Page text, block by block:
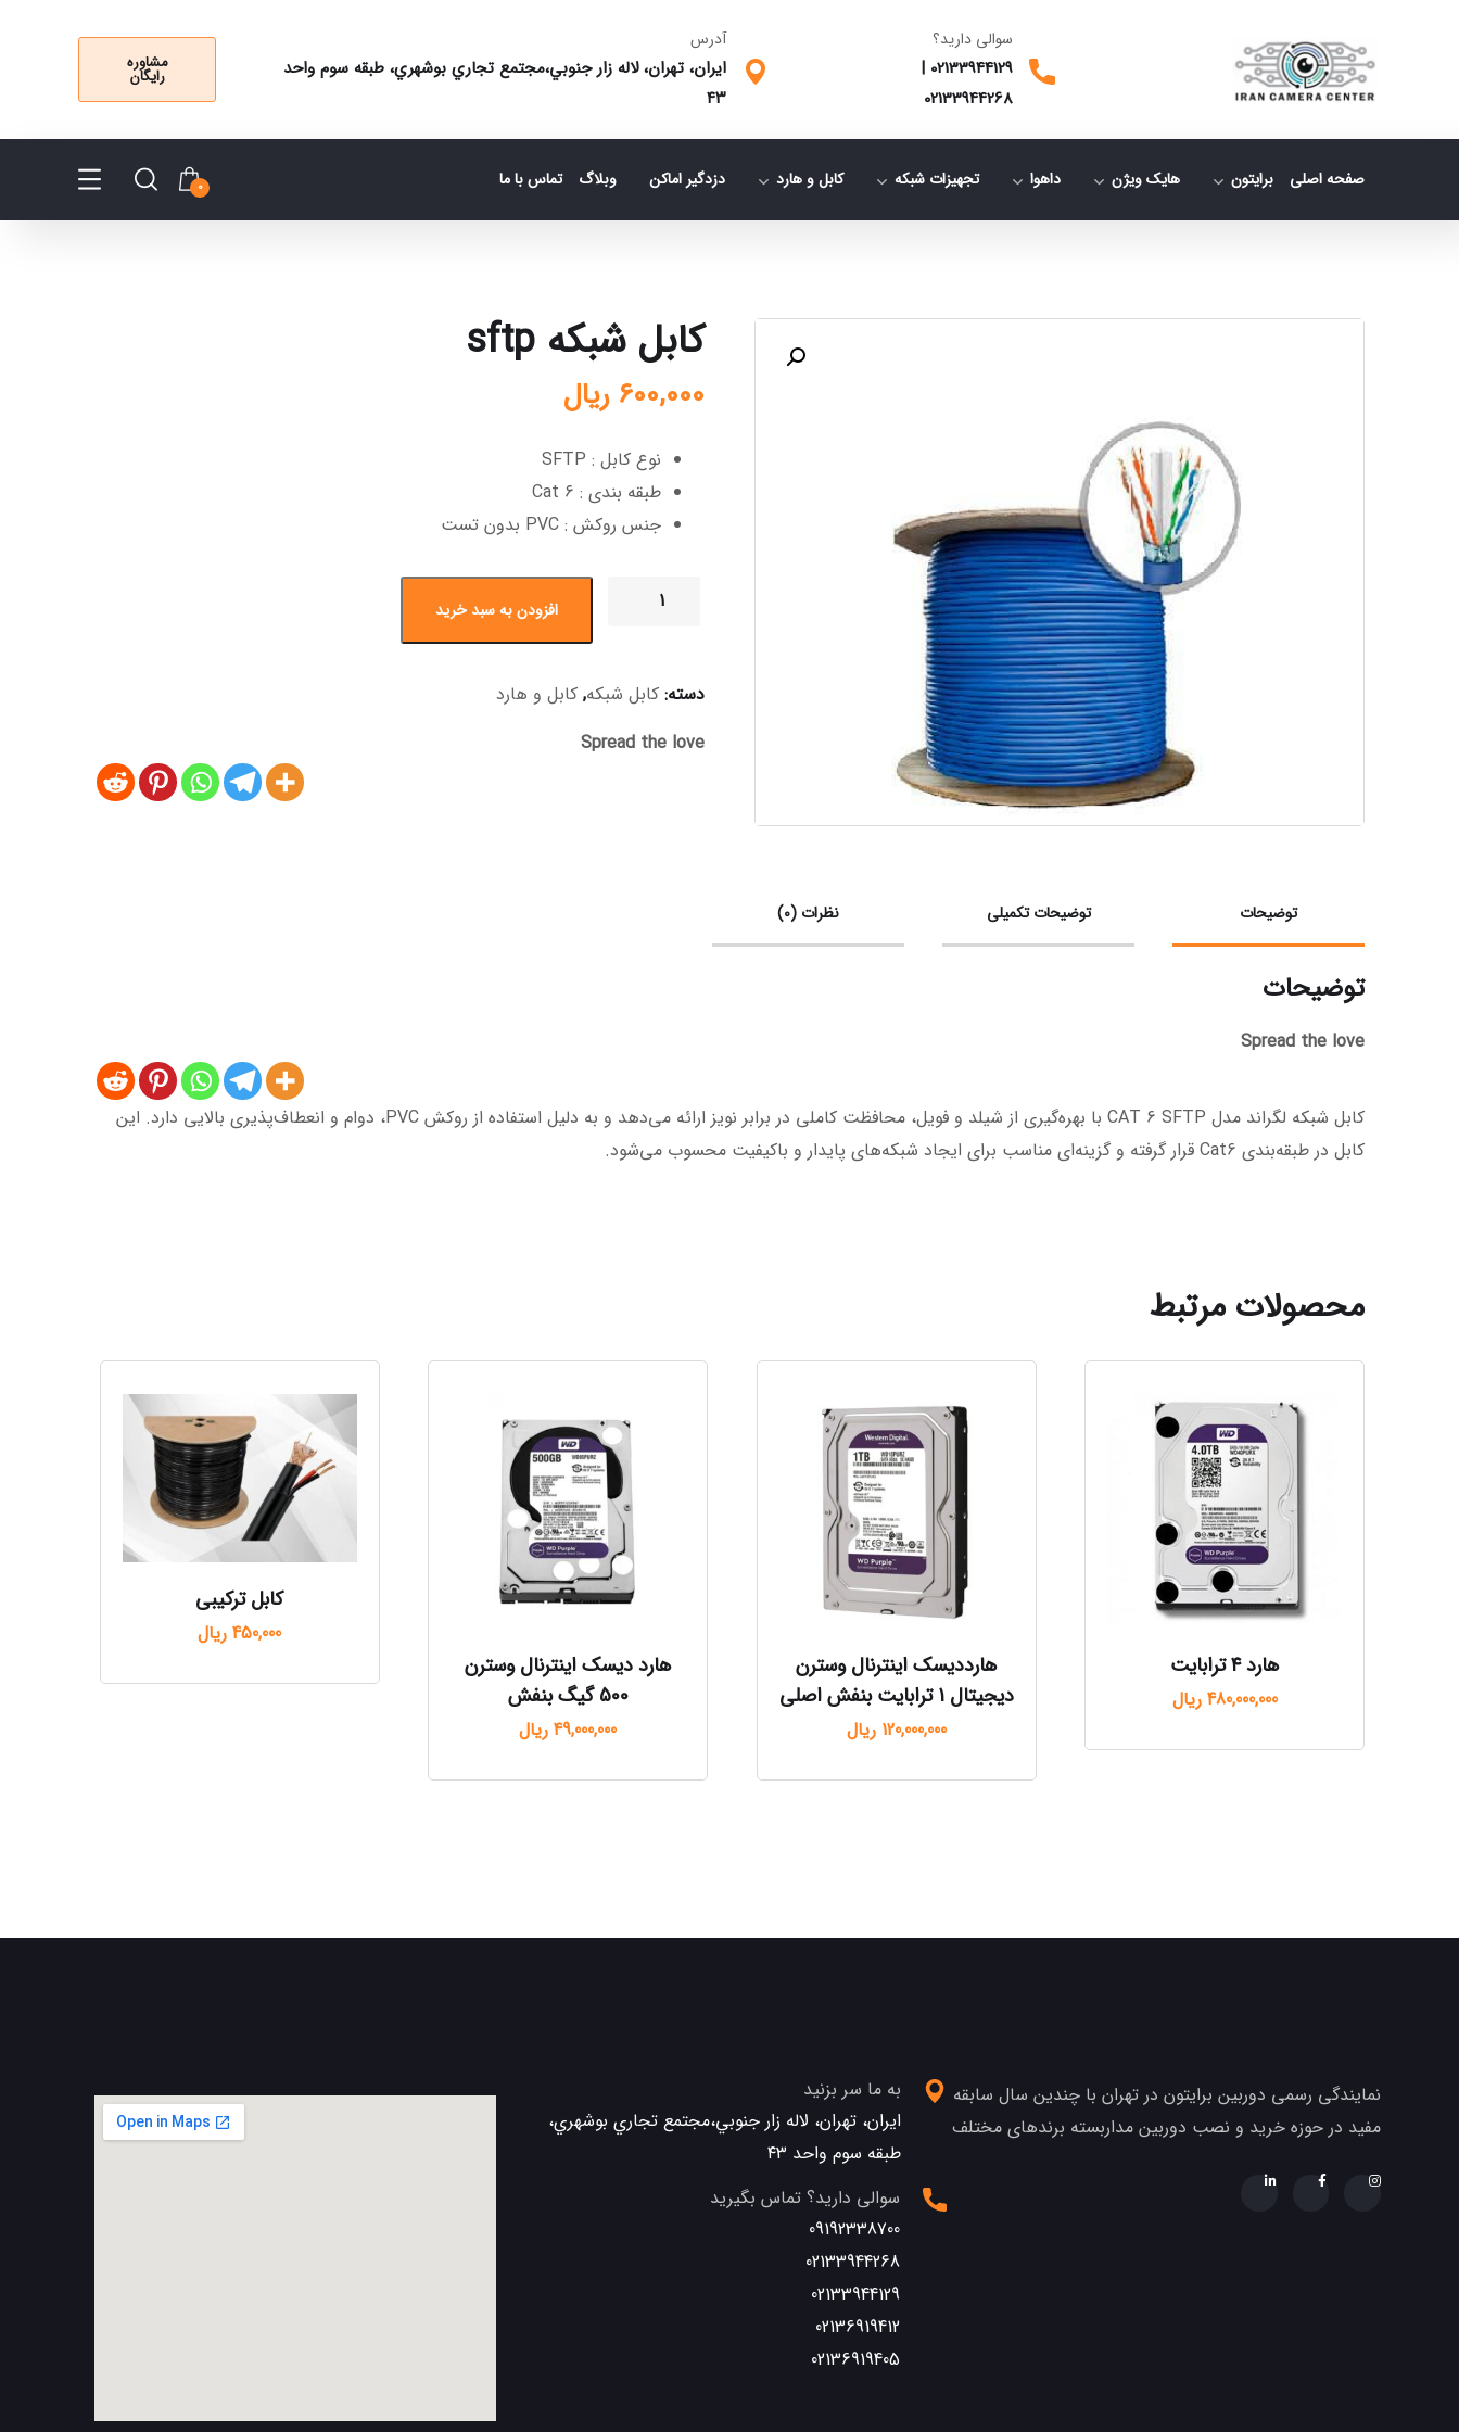
سوالی دارید؟
02133944129
|
02133944268
آدرس
ایران، تهران، لاله زار جنوبي،مجتمع تجاري بوشهري، طبقه سوم واحد
٤٣
مشاوره
رایگان
صفحه اصلی برایتون هایک ویژن داهوا تجهیزات شبکه کابل و هارد دزدگیر اماکن وبلاگ تماس با ما 0
کابل شبکه sftp
600,000 ریال
نوع کابل : SFTP
طبقه بندی : Cat ۶
جنس روکش : PVC بدون تست
افزودن به سبد خرید
دسته:کابل شبکه,کابل و هارد
Spread the love
توضیحات توضیحات تکمیلی نظرات (0)
توضیحات
Spread the love
کابل شبکه لگراند مدل CAT 6 SFTP با بهره‌گیری از شیلد و فویل، محافظت کاملی در برابر نویز ارائه می‌دهد و به دلیل استفاده از روکش PVC، دوام و انعطاف‌پذیری بالایی دارد. این
کابل در طبقه‌بندی Cat6 قرار گرفته و گزینه‌ای مناسب برای ایجاد شبکه‌های پایدار و باکیفیت محسوب می‌شود.
محصولات مرتبط
هارد ۴ ترابایت
480,000,000 ریال
هارددیسک اینترنال وسترن
دیجیتال 1 ترابایت بنفش اصلی
120,000,000 ریال
هارد دیسک اینترنال وسترن
500 گیگ بنفش
49,000,000 ریال
کابل ترکیبی
450,000 ریال
نمایندگی رسمی دوربین برایتون در تهران با چندین سال سابقه
مفید در حوزه خرید و نصب دوربین مداربسته برندهای مختلف
به ما سر بزنید
ایران، تهران، لاله زار جنوبي،مجتمع تجاري بوشهري،
طبقه سوم واحد ٤٣
سوالی دارید؟ تماس بگیرید
09192338700
02133944268
02133944129
02136919412
02136919405